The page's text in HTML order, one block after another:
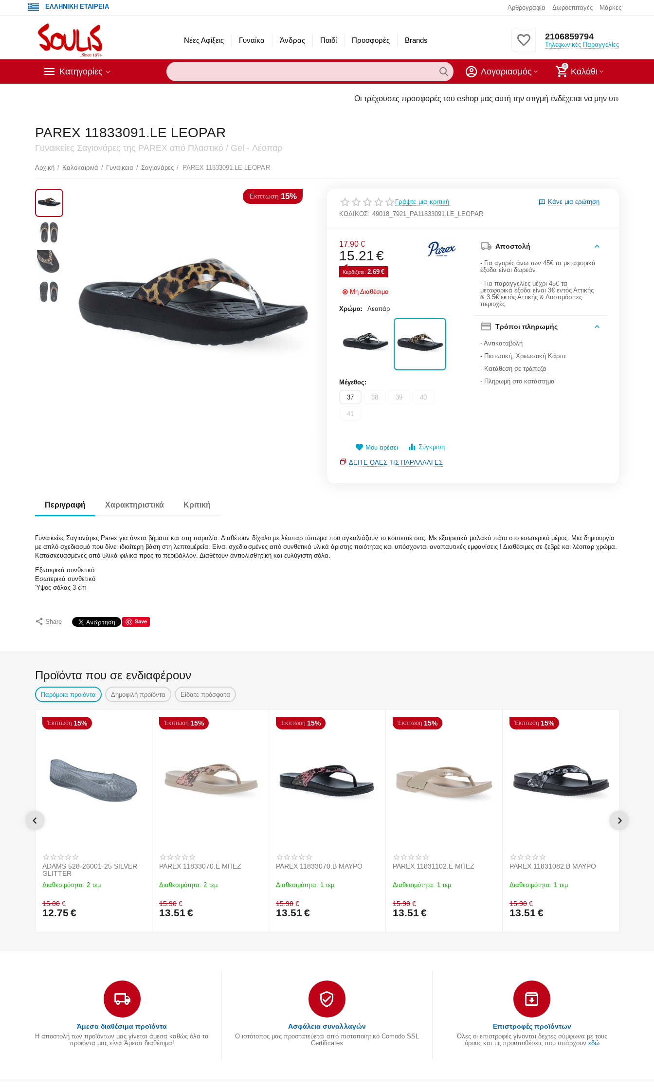
ΕΛΛΗΝΙΚΗ ΕΤΑΙΡΕΙΑ Αρθρογραφία Δωροεπιταγές Μάρκες
Νέες Αφίξεις Γυναίκα Άνδρας Παιδί Προσφορές Brands 2106859794
Τηλεφωνικές Παραγγελίες
Κατηγορίες
0
Καλάθι
Λογαριασμός
Οι τρέχουσες προσφορές του eshop μας αυτή την στιγμή ενδέχεται να μην υπάρχουν στα καταστήματα
PAREX 11833091.LE LEOPAR
Γυναικείες Σαγιονάρες της PAREX από Πλαστικό / Gel - Λέοπαρ
Αρχική / Καλοκαιρινά / Γυναικεια / Σαγιονάρες / PAREX 11833091.LE LEOPAR
15%
Γράψτε μια κριτική
Κάνε μια ερώτηση
ΚΩΔΙΚΟΣ: 49018_7921_PA11833091.LE_LEOPAR
17.90 €
15.21€
Κερδίζετε: 2.69 €
Μη Διαθέσιμο
Χρώμα: Λεοπάρ
Μέγεθος:
37 38 39 40
41
Μου αρέσει Σύγκριση
Αποστολή
- Για αγορές άνω των 45€ τα μεταφορικά
έξοδα είναι δωρεάν
- Για παραγγελίες μέχρι 45€ τα
μεταφορικά έξοδα είναι 3€ εντός Αττικής
& 3.5€ εκτός Αττικής & Δυσπρόσιτες
περιοχές
Τρόποι πληρωμής
- Αντικαταβολή
- Πιστωτική, Χρεωστική Κάρτα
- Κατάθεση σε τράπεζα
- Πληρωμή στο κατάστημα
ΔΕΊΤΕ ΌΛΕΣ ΤΙΣ ΠΑΡΑΛΛΑΓΈΣ
Περιγραφή Χαρακτηριστικά Κριτική
Γυναικείες Σαγιονάρες Parex για άνετα βήματα και στη παραλία. Διαθέτουν δίχαλο με λέοπαρ τύπωμα που αγκαλιάζουν το κουτεπιέ σας. Με εξαιρετικά μαλακό πάτο στο εσωτερικό μέρος. Μια δημιουργία
με απλό σχεδιασμό που δίνει ιδιαίτερη βάση στη λεπτομέρεία. Είναι σχεδιασμένες από συνθετικά υλικά άριστης ποιότητας και υπόσχονται αναπαυτικές εμφανίσεις ! Διαθέσιμες σε ζεβρέ και λέοπαρ χρώμα.
Κατασκευασμένες από υλικά φιλικά προς το περιβάλλον. Διαθέτουν αντιολισθητική και ευλύγιστη σόλα.
Εξωτερικά συνθετικό
Εσωτερικά συνθετικό
Ύψος σόλας 3 cm
Share Save
Προϊόντα που σε ενδιαφέρουν
Παρόμοια προιόντα Δημοφιλή προϊόντα Είδατε πρόσφατα
Έκπτωση 15%
ADAMS 528-26001-25 SILVER
GLITTER
Διαθεσιμότητα: 2 τεμ
15.00 €
12.75 €
Έκπτωση 15%
PAREX 11833070.E ΜΠΕΖ
Διαθεσιμότητα: 2 τεμ
15.90 €
13.51 €
Έκπτωση 15%
PAREX 11833070.B ΜΑΥΡΟ
Διαθεσιμότητα: 1 τεμ
15.90 €
13.51 €
Έκπτωση 15%
PAREX 11831102.E ΜΠΕΖ
Διαθεσιμότητα: 1 τεμ
15.90 €
13.51 €
Έκπτωση 15%
PAREX 11831082.B ΜΑΥΡΟ
Διαθεσιμότητα: 1 τεμ
15.90 €
13.51 €
Άμεσα διαθέσιμα προϊόντα
Η αποστολή των προϊόντων μας γίνεται άμεσα καθώς όλα τα
προϊόντα μας είναι Άμεσα διαθέσιμα!
Ασφάλεια συναλλαγών
Ο ιστότοπος μας προστατεύεται από πιστοποιητικό Comodo SSL
Certificates
Επιστροφές προϊόντων
Όλες οι επιστροφές γίνονται δεχτές σύμφωνα με τους
όρους και τις προϋποθέσεις που υπάρχουν εδώ